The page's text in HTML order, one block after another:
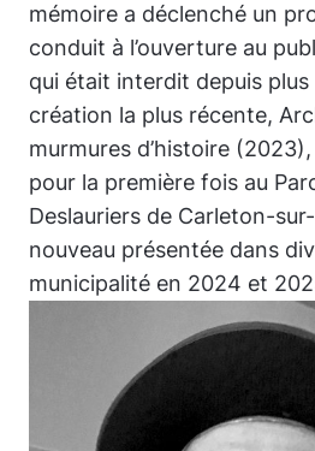
mémoire a déclenché un
conduit à l’ouverture au
qui était interdit depuis plus
création la plus récente,
murmures d’histoire
pour la première fois au
Deslauriers de Carleton-
nouveau présentée dans
municipalité en 2024 et